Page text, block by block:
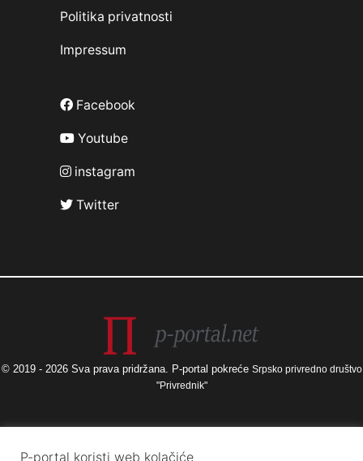
Politika privatnosti
Impressum
Facebook
Youtube
instagram
Twitter
© 2019 - 2026 Sva prava pridržana. P-portal pokreće Srpsko privredno društvo
"Privrednik"
Izneseni stavovi i mišljenja samo su autorova i ne odražavaju nužno
P-portal koristi web kolačiće